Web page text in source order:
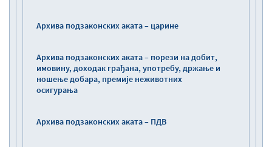
Архива подзаконских аката – царине
Архива подзаконских аката – порези на добит,
имовину, доходак грађана, употребу, држање и
ношење добара, премије неживотних
осигурања
Архива подзаконских аката – ПДВ